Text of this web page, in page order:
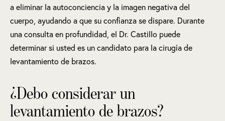
a eliminar la autoconciencia y la imagen negativa del
cuerpo, ayudando a que su confianza se dispare. Durante
una consulta en profundidad, el Dr. Castillo puede
determinar si usted es un candidato para la cirugía de
levantamiento de brazos.
¿Debo considerar un
levantamiento de brazos?